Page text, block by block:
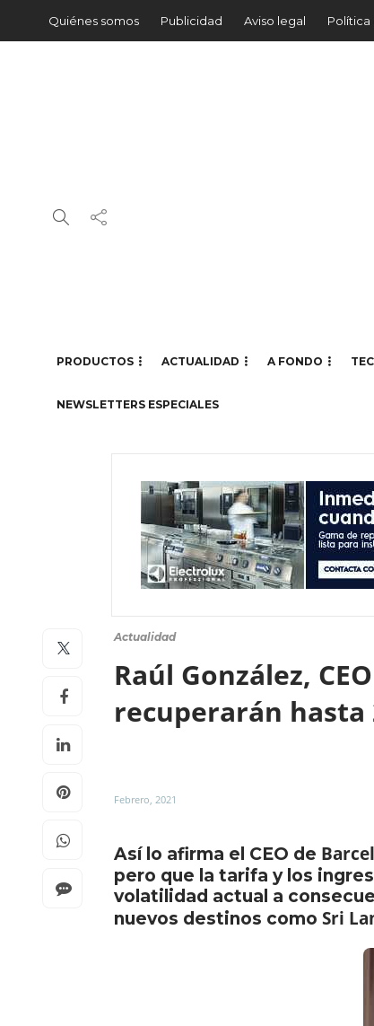
Quiénes somos Publicidad Aviso legal
PRODUCTOS ACTUALIDAD A FONDO
NEWSLETTERS ESPECIALES
Actualidad
Raúl González,
recuperarán hasta
Febrero, 2021
Así lo afirma el CEO de
pero que la tarifa y los
volatilidad actual a
nuevos destinos como Sri